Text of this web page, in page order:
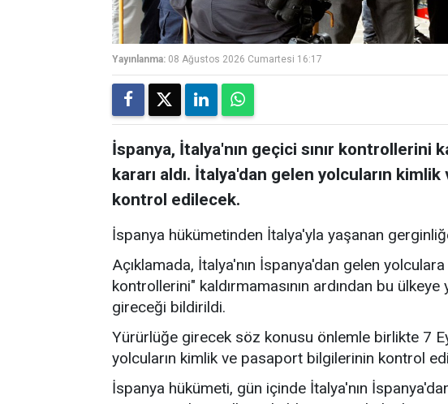
Yayınlanma: 08 Ağustos 2026 Cumartesi 16:17
İspanya, İtalya'nın geçici sınır kontrollerini
kararı aldı. İtalya'dan gelen yolcuların
kontrol edilecek.
İspanya hükümetinden İtalya'yla yaşanan
Açıklamada, İtalya'nın İspanya'dan gelen yolculara
kontrollerini" kaldırmamasının ardından bu
gireceği bildirildi.
Yürürlüğe girecek söz konusu önlemle birlikte 7
yolcuların kimlik ve pasaport bilgilerinin kontrol
İspanya hükümeti, gün içinde İtalya'nın